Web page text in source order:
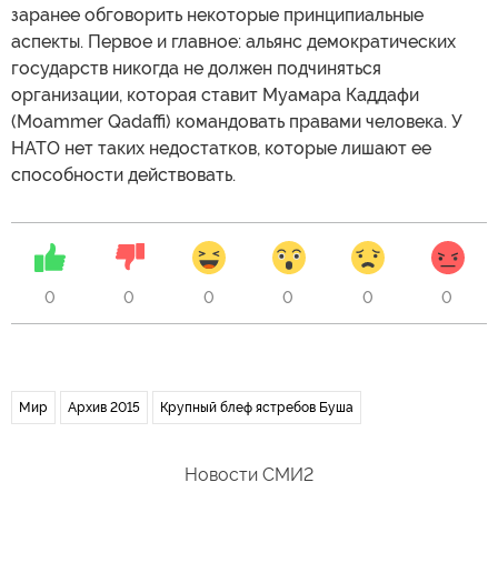
заранее обговорить некоторые принципиальные
аспекты. Первое и главное: альянс демократических
государств никогда не должен подчиняться
организации, которая ставит Муамара Каддафи
(Moammer Qadaffi) командовать правами человека. У
НАТО нет таких недостатков, которые лишают ее
способности действовать.
0 0 0 0 0 0
Мир Архив 2015 Крупный блеф ястребов Буша
Новости СМИ2